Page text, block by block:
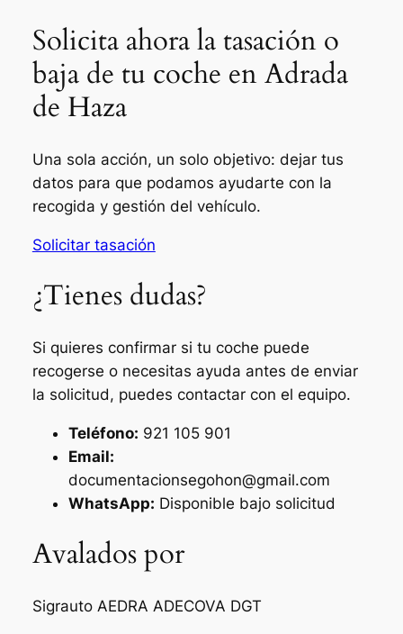
Solicita ahora la tasación o
baja de tu coche en Adrada
de Haza
Una sola acción, un solo objetivo: dejar tus
datos para que podamos ayudarte con la
recogida y gestión del vehículo.
Solicitar tasación
¿Tienes dudas?
Si quieres confirmar si tu coche puede
recogerse o necesitas ayuda antes de enviar
la solicitud, puedes contactar con el equipo.
Teléfono: 921 105 901
Email:
documentacionsegohon@gmail.com
WhatsApp: Disponible bajo solicitud
Avalados por
Sigrauto AEDRA ADECOVA DGT